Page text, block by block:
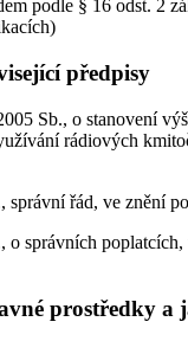
podle § 16 odst. 2
předpisy
Sb., o stanovení
rádiových
správní řád, ve znění
o správních
prostředky a